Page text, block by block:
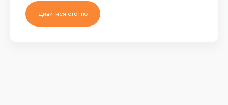
Дивитися статтю